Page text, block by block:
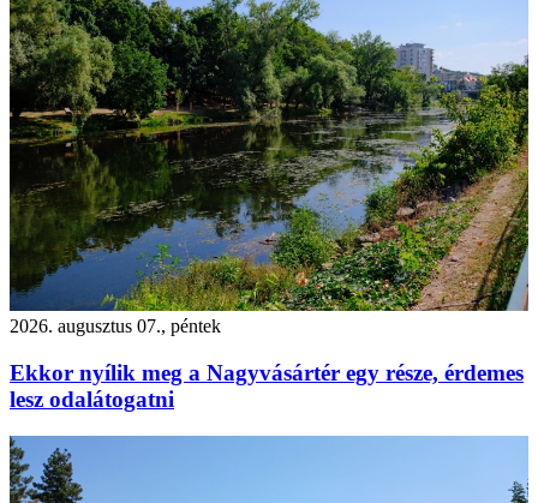
2026. augusztus 07., péntek
Ekkor nyílik meg a Nagyvásártér egy része, érdemes
lesz odalátogatni